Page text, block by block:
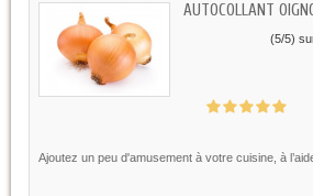
AUTOCOLLANT
(5/5)
Ajoutez un peu d'amusement à votre cuisine, à